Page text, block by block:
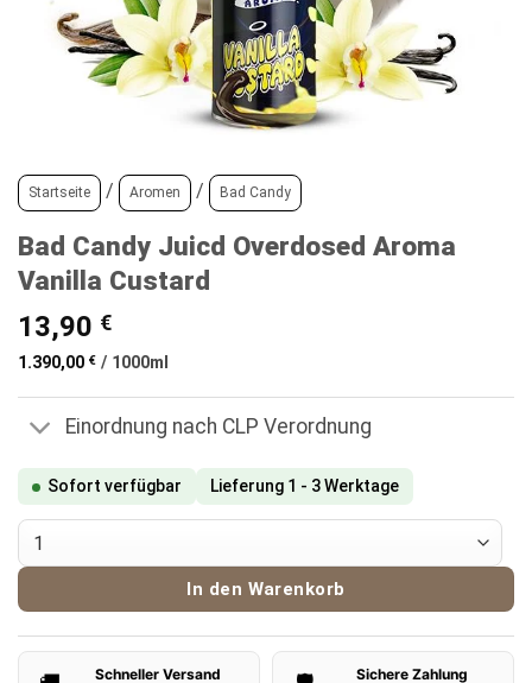
Startseite / Aromen / Bad Candy
Bad Candy Juicd Overdosed Aroma
Vanilla Custard
13,90 €
1.390,00 € / 1000ml
Einordnung nach CLP Verordnung
Sofort verfügbar Lieferung 1 - 3 Werktage
Bad Candy Juicd Overdosed Aroma Vanilla Custard Menge
In den Warenkorb
Schneller Versand Sichere Zahlung